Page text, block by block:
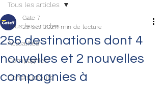
Tous les articles
Actualités
Compagnies
Constructeurs
Tous les articles
256 destinations dont 4
nouvelles et 2 nouvelles
compagnies à
Gate 7
29 oct. 20211 min de lecture